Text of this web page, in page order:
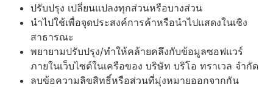
ปรับปรุง เปลี่ยนแปลงทุกส่วนหรือบางส่วน
นำไปใช้เพื่อจุดประสงค์การค้าหรือนำไปแสดงในเชิง
สาธารณะ
พยายามปรับปรุง/ทำให้คล้ายคลึงกับข้อมูลซอฟแวร์
ภายในเว็บไซต์ในเครือของ บริษัท บริโอ ทราเวล จำกัด
ลบข้อความลิขสิทธิ์หรือส่วนที่มุ่งหมายออกจากกัน